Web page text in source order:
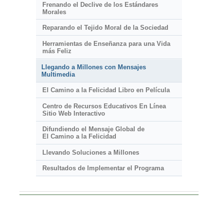
Frenando el Declive de los Estándares
Morales
Reparando el Tejido Moral de la Sociedad
Herramientas de Enseñanza para una Vida
más Feliz
Llegando a Millones con Mensajes
Multimedia
El Camino a la Felicidad Libro en Película
Centro de Recursos Educativos En Línea
Sitio Web Interactivo
Difundiendo el Mensaje Global de
El Camino a la Felicidad
Llevando Soluciones a Millones
Resultados de Implementar el Programa